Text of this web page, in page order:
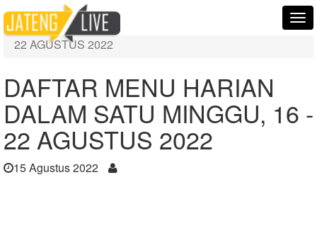
Home
Berita
DAFTAR MENU HARIAN DALAM SATU MINGGU, 16 -
22 AGUSTUS 2022
DAFTAR MENU HARIAN
DALAM SATU MINGGU, 16 -
22 AGUSTUS 2022
15 Agustus 2022